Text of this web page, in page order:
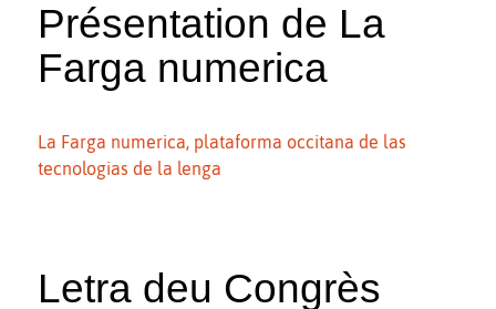
Présentation de La
Farga numerica
La Farga numerica, plataforma occitana de las
tecnologias de la lenga
Letra deu Congrès